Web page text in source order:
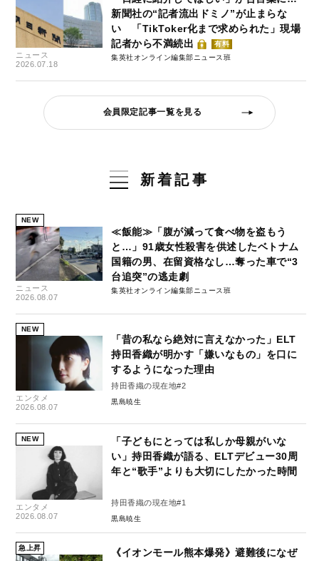
ニュース
2026.07.18
新聞社の“記者流出ドミノ”が止まらな
い 「TikToker化まで求められた」現場
記者から不満続出
有料
集英社オンライン編集部ニュース班
会員限定記事一覧を見る
新着記事
NEW
ニュース
2026.08.07
≪飯能≫「腹が減って食べ物を盗もう
と…」91歳女性殺害を供述したベトナム
国籍の男、在留資格なし…奪った車で“3
台追突”の逃走劇
集英社オンライン編集部ニュース班
NEW
エンタメ
2026.08.07
「昔の私なら絶対に言えなかった」ELT
持田香織が明かす「嫌いなもの」を口に
するようになった理由
持田香織の現在地#2
黒島暁生
NEW
エンタメ
2026.08.07
「子どもにとっては私しか母親がいな
い」持田香織が語る、ELTデビュー30周
年と“歌手”よりも大切にしたかった時間
持田香織の現在地#1
黒島暁生
急上昇
《イオンモール熊本爆発》避難後になぜ